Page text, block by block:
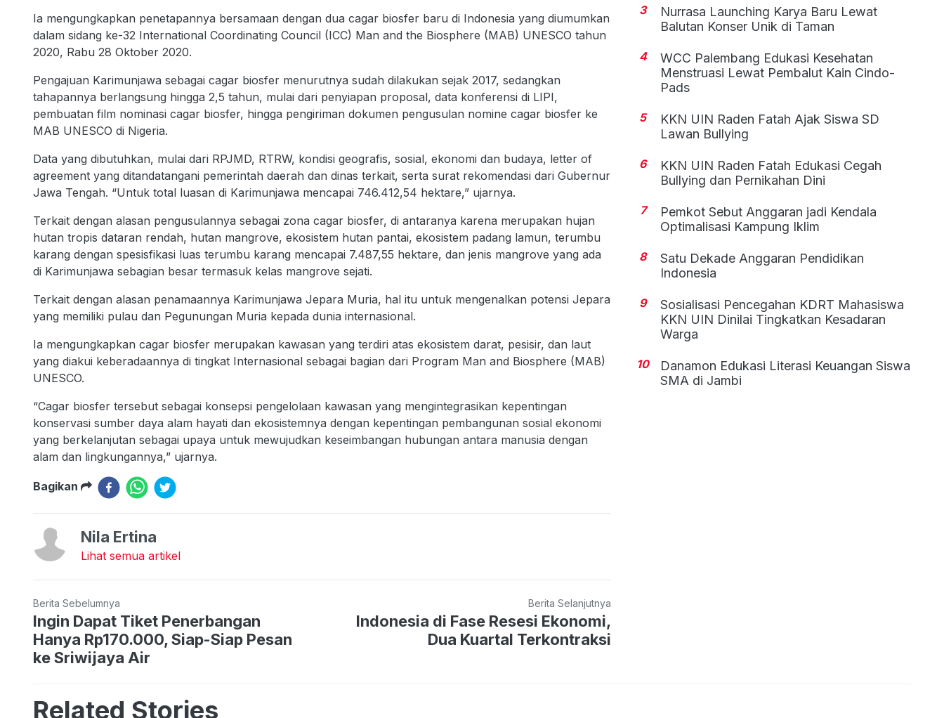
Ia mengungkapkan penetapannya bersamaan dengan dua cagar biosfer baru di Indonesia yang diumumkan
dalam sidang ke-32 International Coordinating Council (ICC) Man and the Biosphere (MAB) UNESCO tahun
2020, Rabu 28 Oktober 2020.
Pengajuan Karimunjawa sebagai cagar biosfer menurutnya sudah dilakukan sejak 2017, sedangkan
tahapannya berlangsung hingga 2,5 tahun, mulai dari penyiapan proposal, data konferensi di LIPI,
pembuatan film nominasi cagar biosfer, hingga pengiriman dokumen pengusulan nomine cagar biosfer ke
MAB UNESCO di Nigeria.
Data yang dibutuhkan, mulai dari RPJMD, RTRW, kondisi geografis, sosial, ekonomi dan budaya, letter of
agreement yang ditandatangani pemerintah daerah dan dinas terkait, serta surat rekomendasi dari Gubernur
Jawa Tengah. “Untuk total luasan di Karimunjawa mencapai 746.412,54 hektare,” ujarnya.
Terkait dengan alasan pengusulannya sebagai zona cagar biosfer, di antaranya karena merupakan hujan
hutan tropis dataran rendah, hutan mangrove, ekosistem hutan pantai, ekosistem padang lamun, terumbu
karang dengan spesisfikasi luas terumbu karang mencapai 7.487,55 hektare, dan jenis mangrove yang ada
di Karimunjawa sebagian besar termasuk kelas mangrove sejati.
Terkait dengan alasan penamaannya Karimunjawa Jepara Muria, hal itu untuk mengenalkan potensi Jepara
yang memiliki pulau dan Pegunungan Muria kepada dunia internasional.
Ia mengungkapkan cagar biosfer merupakan kawasan yang terdiri atas ekosistem darat, pesisir, dan laut
yang diakui keberadaannya di tingkat Internasional sebagai bagian dari Program Man and Biosphere (MAB)
UNESCO.
“Cagar biosfer tersebut sebagai konsepsi pengelolaan kawasan yang mengintegrasikan kepentingan
konservasi sumber daya alam hayati dan ekosistemnya dengan kepentingan pembangunan sosial ekonomi
yang berkelanjutan sebagai upaya untuk mewujudkan keseimbangan hubungan antara manusia dengan
alam dan lingkungannya,” ujarnya.
Bagikan
Nila Ertina
Lihat semua artikel
Berita Sebelumnya
Ingin Dapat Tiket Penerbangan
Hanya Rp170.000, Siap-Siap Pesan
ke Sriwijaya Air
Berita Selanjutnya
Indonesia di Fase Resesi Ekonomi,
Dua Kuartal Terkontraksi
3
Nurrasa Launching Karya Baru Lewat
Balutan Konser Unik di Taman
4
WCC Palembang Edukasi Kesehatan
Menstruasi Lewat Pembalut Kain Cindo-
Pads
5
KKN UIN Raden Fatah Ajak Siswa SD
Lawan Bullying
6
KKN UIN Raden Fatah Edukasi Cegah
Bullying dan Pernikahan Dini
7
Pemkot Sebut Anggaran jadi Kendala
Optimalisasi Kampung Iklim
8
Satu Dekade Anggaran Pendidikan
Indonesia
9
Sosialisasi Pencegahan KDRT Mahasiswa
KKN UIN Dinilai Tingkatkan Kesadaran
Warga
10
Danamon Edukasi Literasi Keuangan Siswa
SMA di Jambi
Related Stories